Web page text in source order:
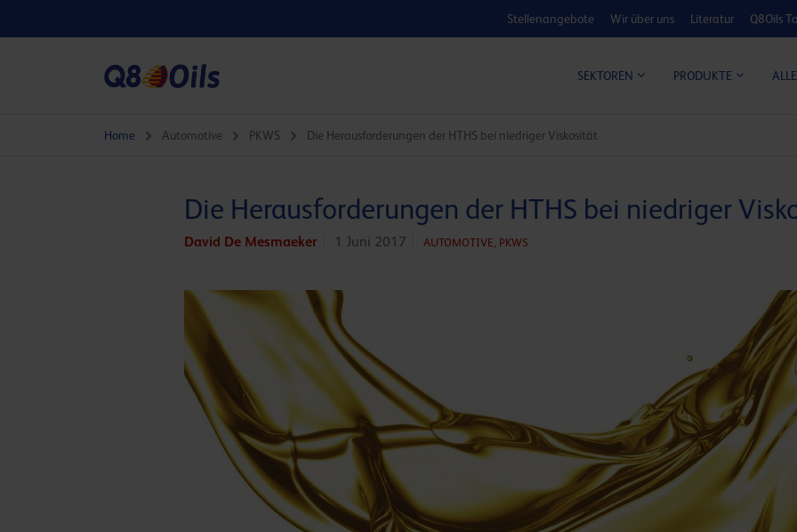
Stellenangebote Wir über uns Literatur Q8Oils
SEKTOREN PRODUKTE
Home Automotive PKWS Die Herausforderungen der HTHS bei niedriger Viskosität
Die Herausforderungen der HTHS bei niedriger
David De Mesmaeker 1 Juni 2017 AUTOMOTIVE, PKWS